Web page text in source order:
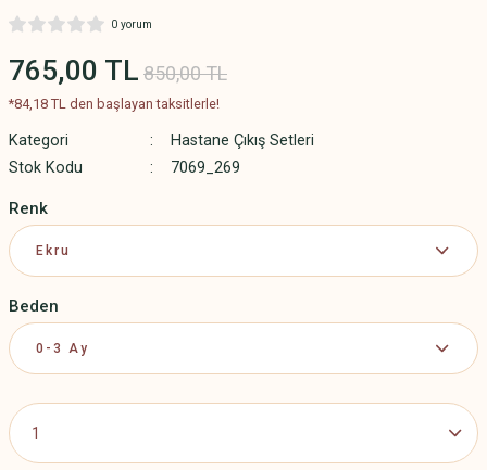
0 yorum
765,00 TL 850,00 TL
*84,18 TL den başlayan taksitlerle!
Kategori
Hastane Çıkış Setleri
Stok Kodu
7069_269
Renk
Beden